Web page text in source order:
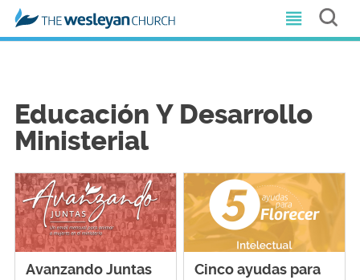
Educación Y Desarrollo
Ministerial
Avanzando Juntas
Cinco ayudas para